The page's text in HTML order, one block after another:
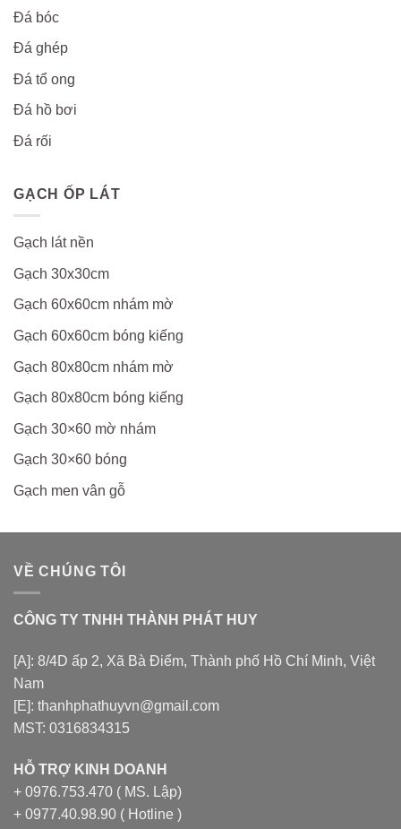
Đá bóc
Đá ghép
Đá tổ ong
Đá hồ bơi
Đá rối
GẠCH ỐP LÁT
Gạch lát nền
Gạch 30x30cm
Gạch 60x60cm nhám mờ
Gạch 60x60cm bóng kiếng
Gạch 80x80cm nhám mờ
Gạch 80x80cm bóng kiếng
Gạch 30×60 mờ nhám
Gạch 30×60 bóng
Gạch men vân gỗ
VỀ CHÚNG TÔI
CÔNG TY TNHH THÀNH PHÁT HUY
[A]: 8/4D ấp 2, Xã Bà Điểm, Thành phố Hồ Chí Minh, Việt
Nam
[E]: thanhphathuyvn@gmail.com
MST: 0316834315
HỖ TRỢ KINH DOANH
+ 0976.753.470 ( MS. Lập)
+ 0977.40.98.90 ( Hotline )